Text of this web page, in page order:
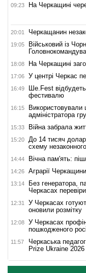
09:23 На Черкащині
20:01 Черкащанин
19:05
Військовий із
18:08 На Черкащині
17:06 У центрі Черкас
16:49
Ше.Fest
фестивалю
16:15
адміністратора
15:33 Війна забрала
15:20
До 14 тисяч
схему
14:44 Вічна пам'ять:
14:26 Аграрії
13:14
Без генератора,
Черкасах
12:31
У Черкасах
оновили розмітку
12:08
У Черкасах
пошкодженого
11:57
Черкаська
Prize Ukraine 2026